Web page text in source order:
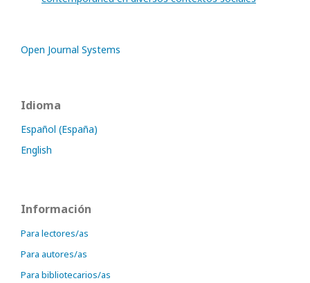
Open Journal Systems
Idioma
Español (España)
English
Información
Para lectores/as
Para autores/as
Para bibliotecarios/as